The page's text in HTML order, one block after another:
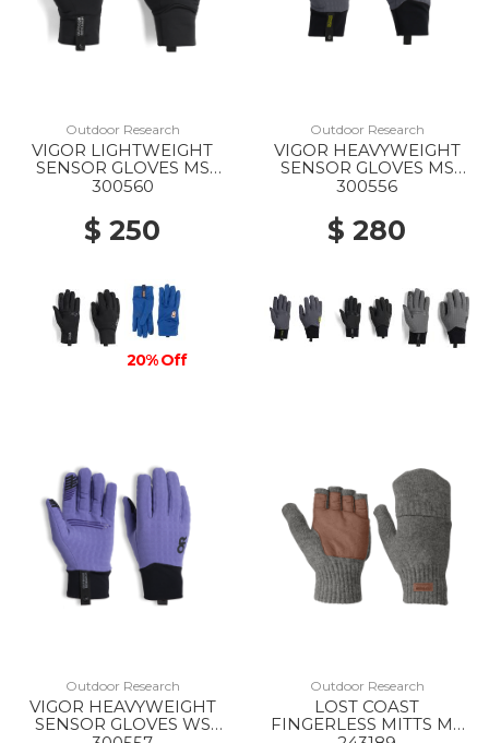
Outdoor Research
VIGOR LIGHTWEIGHT
SENSOR GLOVES MS
0001 BLACK
300560
$ 250
20% Off
Outdoor Research
VIGOR HEAVYWEIGHT
SENSOR GLOVES MS
1288 STORM
300556
$ 280
Outdoor Research
VIGOR HEAVYWEIGHT
SENSOR GLOVES WS
Outdoor Research
LOST COAST
FINGERLESS MITTS MS